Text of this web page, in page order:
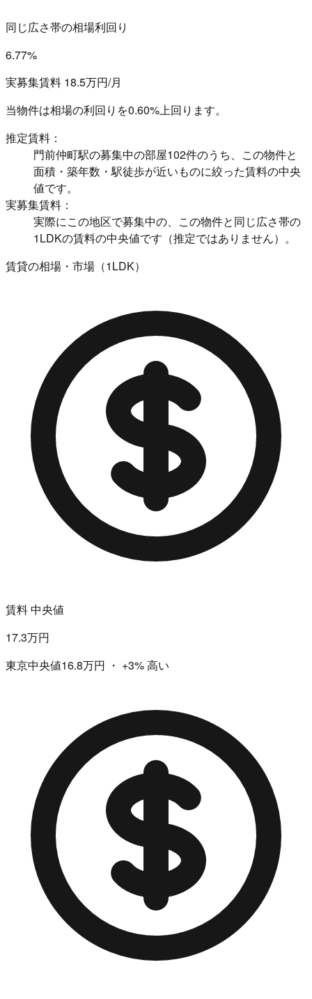
同じ広さ帯の相場利回り
6.77%
実募集賃料 18.5万円/月
当物件は相場の利回りを0.60%上回ります。
推定賃料：
門前仲町駅の募集中の部屋102件のうち、この物件と
面積・築年数・駅徒歩が近いものに絞った賃料の中央
値です。
実募集賃料：
実際にこの地区で募集中の、この物件と同じ広さ帯の
1LDKの賃料の中央値です（推定ではありません）。
賃貸の相場・市場（1LDK）
賃料 中央値
17.3万円
東京中央値16.8万円 ・ +3%高い